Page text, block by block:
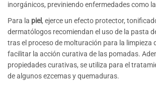
inorgánicos, previniendo enfermedades como
Para la piel, ejerce un efecto protector,
dermatólogos recomiendan el uso de la pasta
tras el proceso de molturación para la limpieza
facilitar la acción curativa de las pomadas.
propiedades curativas, se utiliza para el
de algunos ezcemas y quemaduras.